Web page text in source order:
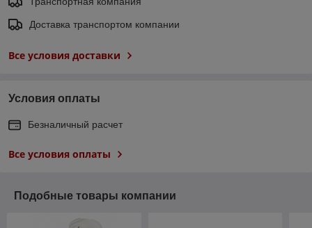
Доставка транспортом компании
Все условия доставки
Условия оплаты
Безналичный расчет
Все условия оплаты
Подобные товары компании